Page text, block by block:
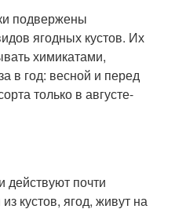
подвержены
ягодных кустов. Их
химикатами,
в год: весной и перед
только в августе-
действуют почти
кустов, ягод, живут на